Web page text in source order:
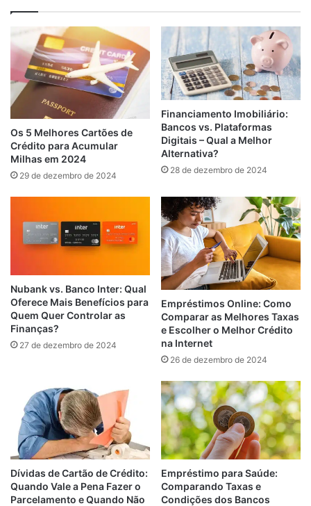
Os 5 Melhores Cartões de
Crédito para Acumular
Milhas em 2024
29 de dezembro de 2024
Financiamento Imobiliário:
Bancos vs. Plataformas
Digitais – Qual a Melhor
Alternativa?
28 de dezembro de 2024
Nubank vs. Banco Inter: Qual
Oferece Mais Benefícios para
Quem Quer Controlar as
Finanças?
27 de dezembro de 2024
Empréstimos Online: Como
Comparar as Melhores Taxas
e Escolher o Melhor Crédito
na Internet
26 de dezembro de 2024
Dívidas de Cartão de Crédito:
Quando Vale a Pena Fazer o
Parcelamento e Quando Não
Empréstimo para Saúde:
Comparando Taxas e
Condições dos Bancos